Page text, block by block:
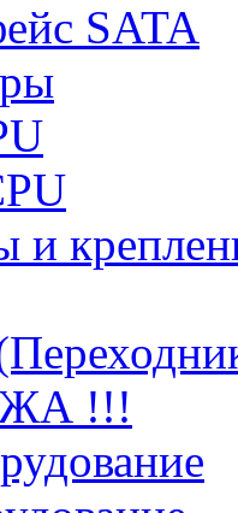
SATA
и
!!!